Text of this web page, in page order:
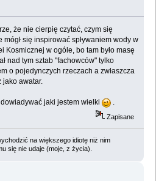
że nie cierpię czytać, czym się
mógł się inspirować spływaniem wody w
Kosmicznej w ogóle, bo tam było masę
nad tym sztab "fachowców" tylko
o pojedynczych rzeczach a zwłaszcza
jako awatar.
jaki jestem wielki .
Zapisane
na większego idiotę niż nim
się nie udaje (moje, z życia).